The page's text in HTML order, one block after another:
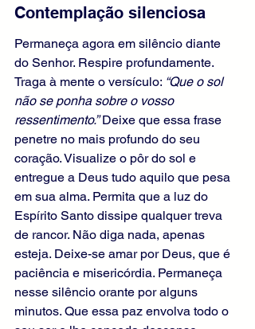
Contemplação silenciosa
Permaneça agora em silêncio diante
do Senhor. Respire profundamente.
Traga à mente o versículo: “Que o sol
não se ponha sobre o vosso
ressentimento.” Deixe que essa frase
penetre no mais profundo do seu
coração. Visualize o pôr do sol e
entregue a Deus tudo aquilo que pesa
em sua alma. Permita que a luz do
Espírito Santo dissipe qualquer treva
de rancor. Não diga nada, apenas
esteja. Deixe-se amar por Deus, que é
paciência e misericórdia. Permaneça
nesse silêncio orante por alguns
minutos. Que essa paz envolva todo o